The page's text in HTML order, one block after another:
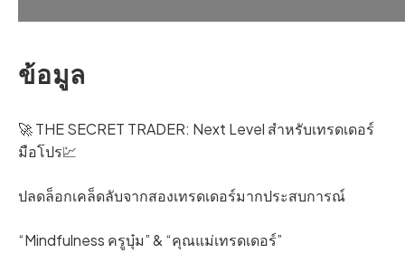
ข้อมูล
🚀 THE SECRET TRADER: Next Level สำหรับเทรดเดอร์
มือโปร💹
ปลดล็อกเคล็ดลับจากสองเทรดเดอร์มากประสบการณ์
“Mindfulness ครูบุ๋ม” & “คุณแม่เทรดเดอร์”